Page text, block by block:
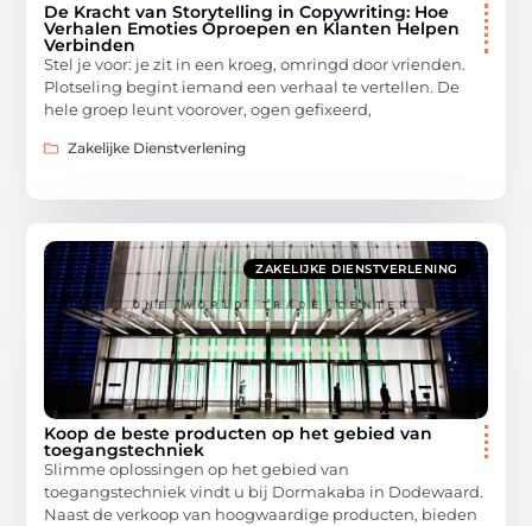
De Kracht van Storytelling in Copywriting: Hoe
Verhalen Emoties Oproepen en Klanten Helpen
Verbinden
Stel je voor: je zit in een kroeg, omringd door vrienden.
Plotseling begint iemand een verhaal te vertellen. De
hele groep leunt voorover, ogen gefixeerd,
Zakelijke Dienstverlening
ZAKELIJKE DIENSTVERLENING
Koop de beste producten op het gebied van
toegangstechniek
Slimme oplossingen op het gebied van
toegangstechniek vindt u bij Dormakaba in Dodewaard.
Naast de verkoop van hoogwaardige producten, bieden